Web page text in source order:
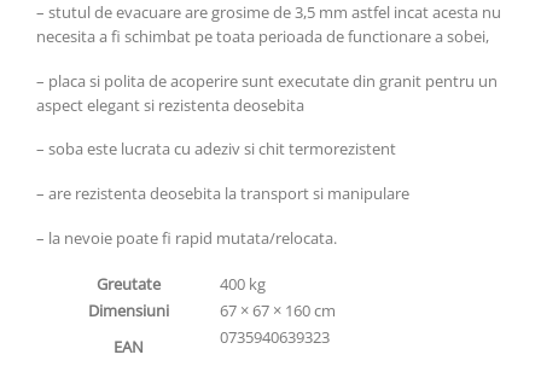
– stutul de evacuare are grosime de 3,5 mm astfel incat acesta nu
necesita a fi schimbat pe toata perioada de functionare a sobei,
– placa si polita de acoperire sunt executate din granit pentru un
aspect elegant si rezistenta deosebita
– soba este lucrata cu adeziv si chit termorezistent
– are rezistenta deosebita la transport si manipulare
– la nevoie poate fi rapid mutata/relocata.
Greutate
400 kg
Dimensiuni
67 × 67 × 160 cm
EAN
0735940639323